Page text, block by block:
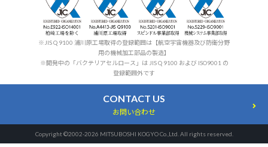
※JIS Q 9100 浦川原工場取得の登録範囲は【航空宇宙機器及び防衛分野
用の機械加工部品の製造】
※開発中の「バクテリアセルロース」は JIS Q 9100 および ISO9001 の
登録範囲外です
CONTACT US
お問い合わせ
Copyright ©2002-2026 MITSUBOSHI KOGYO Co.,Ltd. All rights reserved.